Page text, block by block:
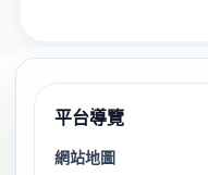
平台導覽
網站地圖